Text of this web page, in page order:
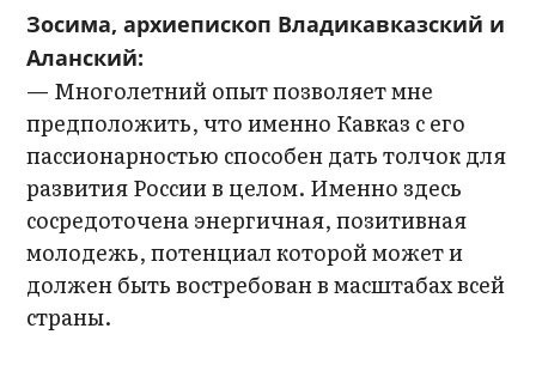
Зосима, архиепископ Владикавказский и
Аланский:
— Многолетний опыт позволяет мне
предположить, что именно Кавказ с его
пассионарностью способен дать толчок для
развития России в целом. Именно здесь
сосредоточена энергичная, позитивная
молодежь, потенциал которой может и
должен быть востребован в масштабах всей
страны.